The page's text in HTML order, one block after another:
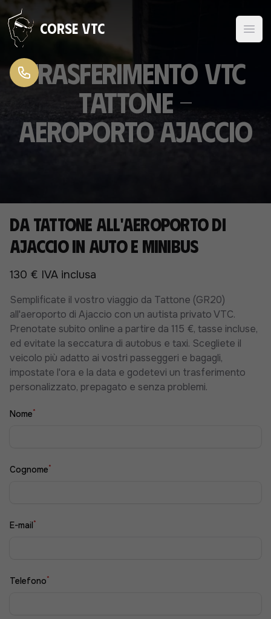
Vai al contenuto
Corse VTC
Trasferimento VTC
Tattone -
Aeroporto Ajaccio
Da Tattone all'aeroporto di
Ajaccio in auto e minibus
130 € IVA inclusa
Semplificate il vostro viaggio da Tattone (GR20)
all'aeroporto di Ajaccio con un autista privato VTC.
Prenotate subito online a partire da 115 €, tasse incluse,
ed evitate la seccatura di autobus e taxi. Scegliete il
veicolo più adatto ai vostri passeggeri e bagagli,
impostate l'ora e la data e godetevi un trasferimento
personalizzato, prepagato e senza problemi.
Nome*
Cognome*
E-mail*
Telefono*